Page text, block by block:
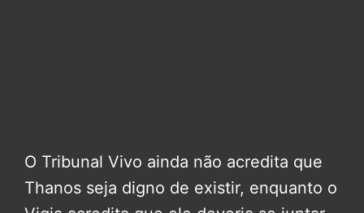
O Tribunal Vivo ainda não acredita que
Thanos seja digno de existir, enquanto o